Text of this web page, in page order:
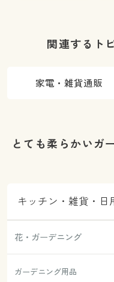
関連するト
家電・雑貨通販
とても柔らかいガ
キッチン・雑貨・日
花・ガーデニング
ガーデニング用品